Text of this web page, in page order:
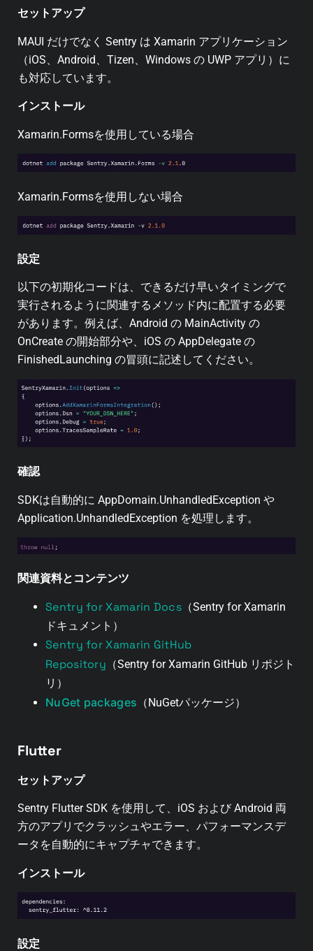
セットアップ
MAUI だけでなく Sentry は Xamarin アプリケーション
（iOS、Android、Tizen、Windows の UWP アプリ）に
も対応しています。
インストール
Xamarin.Formsを使用している場合
Xamarin.Formsを使用しない場合
設定
以下の初期化コードは、できるだけ早いタイミングで
実行されるように関連するメソッド内に配置する必要
があります。例えば、Android の MainActivity の
OnCreate の開始部分や、iOS の AppDelegate の
FinishedLaunching の冒頭に記述してください。
確認
SDKは自動的に AppDomain.UnhandledException や
Application.UnhandledException を処理します。
関連資料とコンテンツ
Sentry for Xamarin Docs（Sentry for Xamarin
ドキュメント）
Sentry for Xamarin GitHub
Repository （Sentry for Xamarin GitHub リポジト
リ）
NuGet packages （NuGetパッケージ）
Flutter
セットアップ
Sentry Flutter SDK を使用して、iOS および Android 両
方のアプリでクラッシュやエラー、パフォーマンスデ
ータを自動的にキャプチャできます。
インストール
設定